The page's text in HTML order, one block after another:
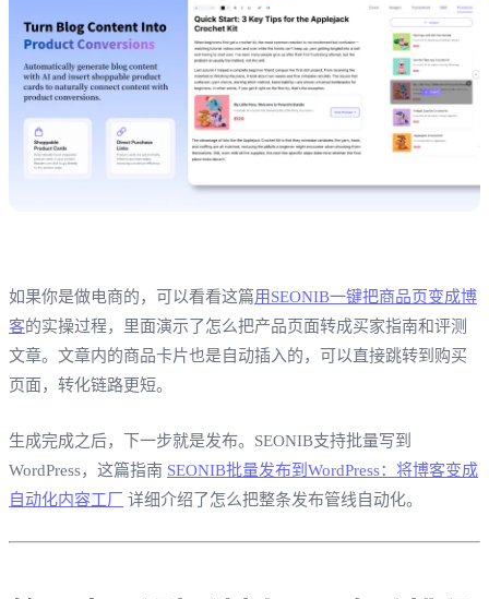
如果你是做电商的，可以看看这篇用SEONIB一键把商品页变成博
客的实操过程，里面演示了怎么把产品页面转成买家指南和评测
文章。文章内的商品卡片也是自动插入的，可以直接跳转到购买
页面，转化链路更短。
生成完成之后，下一步就是发布。SEONIB支持批量写到
WordPress，这篇指南 SEONIB批量发布到WordPress：将博客变成
自动化内容工厂 详细介绍了怎么把整条发布管线自动化。